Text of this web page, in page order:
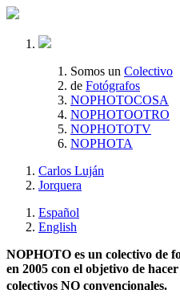
Somos un Colectivo
de Fotógrafos
NOPHOTOCOSA
NOPHOTOOTRO
NOPHOTOTV
NOPHOTA
Carlos Luján
Jorquera
Español
English
NOPHOTO es un colectivo de
en 2005 con el objetivo de
colectivos NO convencionales.